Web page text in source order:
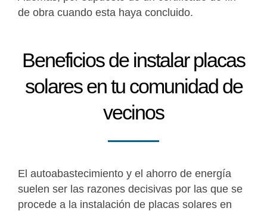
de obra cuando esta haya concluido.
Beneficios de instalar placas
solares en tu comunidad de
vecinos
El autoabastecimiento y el ahorro de energía
suelen ser las razones decisivas por las que se
procede a la instalación de placas solares en